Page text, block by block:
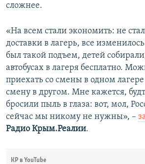
сложнее.
«На всем стали экономить: не
доставки в лагерь, все
был такой подъем, детей
автобусах в лагеря бесплатно.
приехать со смены в одном
смену в другом. Мне кажется,
бросили пыль в глаза: вот, мол,
сейчас мы никому не нужны», –
Радио Крым.Реалии.
КР в YouTube